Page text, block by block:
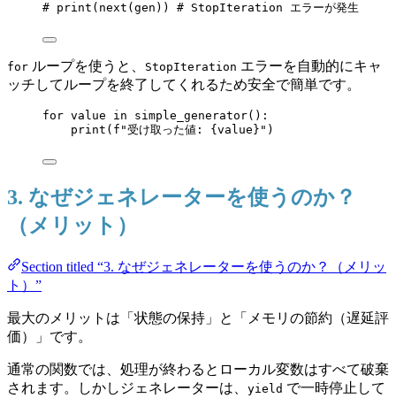
# print(next(gen)) # StopIteration エラーが発生
for ループを使うと、 StopIteration エラーを自動的にキャ
ッチしてループを終了してくれるため安全で簡単です。
for value in simple_generator():
print ( f "受け取った値: {value} " )
3. なぜジェネレーターを使うのか？
（メリット）
Section titled “3. なぜジェネレーターを使うのか？（メリッ
ト）”
最大のメリットは「状態の保持」と「メモリの節約（遅延評
価）」です。
通常の関数では、処理が終わるとローカル変数はすべて破棄
されます。しかしジェネレーターは、 yield で一時停止して